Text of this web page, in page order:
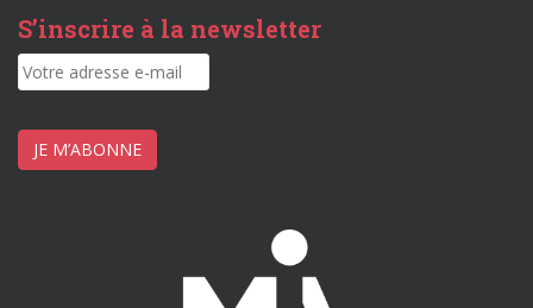
S’inscrire à la newsletter
JE M’ABONNE